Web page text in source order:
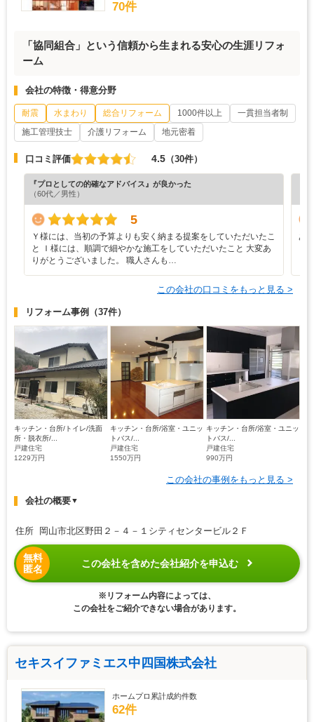
70件
「協同組合」という信頼から生まれる安心の生涯リフォ
ーム
会社の特徴・得意分野
耐震 水まわり 総合リフォーム 1000件以上
一貫担当者制
施工管理技士
介護リフォーム 地元密着
口コミ評価 4.5 （30件）
『プロとしての的確なアドバイス』が良かった
（60代／男性）
5
Ｙ様には、当初の予算よりも安く納まる提案をしていただいたこ
と Ｉ様には、順調で細やかな施工をしていただいたこと 大変あ
りがとうございました。 職人さんも…
あ
この会社の口コミをもっと見る >
リフォーム事例 （37件）
キッチン・台所/トイレ/洗面
所・脱衣所/...
戸建住宅
1229万円
キッチン・台所/浴室・ユニッ
トバス/...
戸建住宅
1550万円
キッチン・台所/浴室・ユニッ
トバス/...
戸建住宅
990万円
この会社の事例をもっと見る >
会社の概要▼
住所 岡山市北区野田２－４－１シティセンタービル２Ｆ
無料
匿名
この会社を含めた会社紹介を申込む
※リフォーム内容によっては、
この会社をご紹介できない場合があります。
セキスイファミエス中四国株式会社
ホームプロ累計成約件数
62件